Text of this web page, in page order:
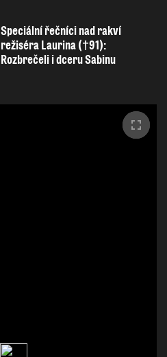
Speciální řečníci nad rakví
režiséra Laurina (†91):
Rozbrečeli i dceru Sabinu